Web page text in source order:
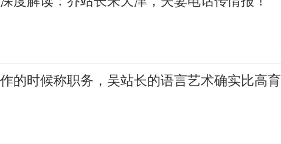
的时候称职务，吴站长的语言艺术确实比高育